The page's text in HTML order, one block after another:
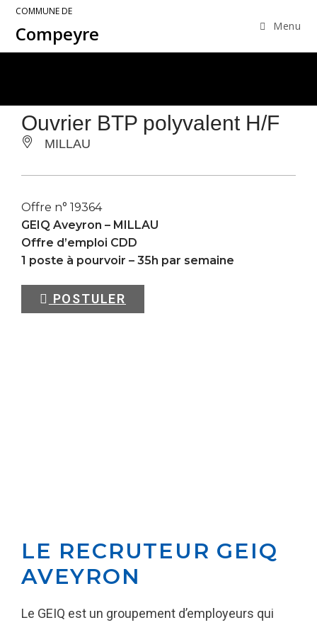
COMMUNE DE
Compeyre Menu
Ouvrier BTP polyvalent H/F
MILLAU
Offre n° 19364
GEIQ Aveyron – MILLAU
Offre d’emploi CDD
1 poste à pourvoir – 35h par semaine
POSTULER
LE RECRUTEUR GEIQ
AVEYRON
Le GEIQ est un groupement d’employeurs qui